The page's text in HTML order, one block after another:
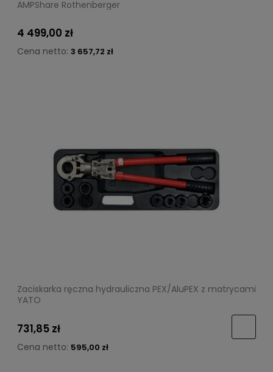
AMPShare Rothenberger
4 499,00 zł
Cena netto: 3 657,72 zł
Zaciskarka ręczna hydrauliczna PEX/AluPEX z matrycami
YATO
731,85 zł
Cena netto: 595,00 zł